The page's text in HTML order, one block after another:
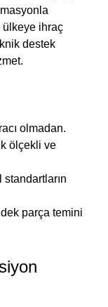
ülkeye ihraç
destek
olmadan.
ölçekli ve
standartların
parça temini